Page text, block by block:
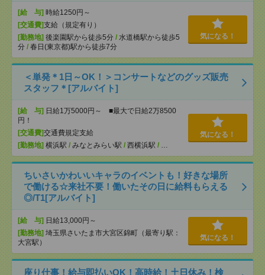
[給 与] 時給1250円～
[交通費]支給（規定有り）
[勤務地] 後楽園駅から徒歩5分 / 水道橋駅から徒歩5
分 / 春日(東京都)駅から徒歩7分
気になる！
＜単発＊1日～OK！＞コンサートなどのグッズ販売
スタッフ＊[アルバイト]
[給 与] 日給1万5000円～ ■最大で日給2万8500
円！
[交通費]交通費規定支給
[勤務地] 横浜駅 / みなとみらい駅 / 西横浜駅 / …
気になる！
ちいさいかわいいキャラのイベントも！好きな場所
で働ける☆来社不要！働いたその日に給料もらえる
◎/T1[アルバイト]
[給 与] 日給13,000円～
[勤務地] 埼玉県さいたま市大宮区錦町（最寄り駅：
大宮駅）
気になる！
座り仕事！給与即払いOK！高時給！土日休み！検